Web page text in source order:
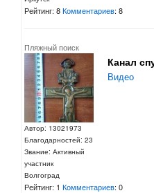
Рейтинг: 8Комментариев: 8
Пляжный поиск
Автор: 13021973
Благодарностей: 23
Звание: Активный
участник
Волгоград
Канал
Видео
Рейтинг: 1Комментариев: 0